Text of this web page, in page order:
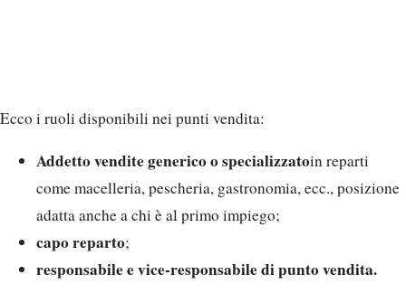
Ecco i ruoli disponibili nei punti vendita:
Addetto vendite generico o specializzatoin reparti
come macelleria, pescheria, gastronomia, ecc., posizione
adatta anche a chi è al primo impiego;
capo reparto;
responsabile e vice-responsabile di punto vendita.